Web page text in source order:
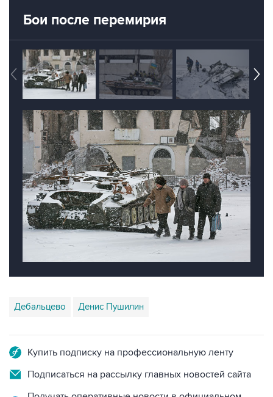
Бои после перемирия
Дебальцево Денис Пушилин
Купить подписку на профессиональную ленту
Подписаться на рассылку главных новостей сайта